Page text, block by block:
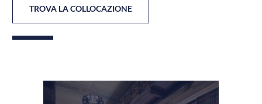
TROVA LA COLLOCAZIONE